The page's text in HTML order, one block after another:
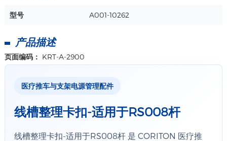
型号 A001-10262
产品描述
页面编码： KRT-A-2900
医疗推车与支架电源管理配件
线槽整理卡扣-适用于RS008杆
线槽整理卡扣-适用于RS008杆 是 CORITON 医疗推